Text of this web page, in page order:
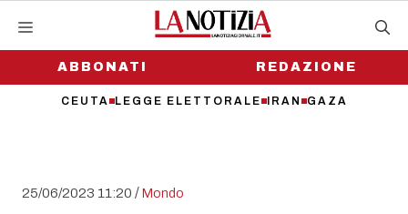
contenutoABBONATI
CEUTA LEGGE ELETTORALE IRAN GAZA
REDAZIONE
25/06/2023 11:20 /Mondo